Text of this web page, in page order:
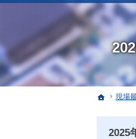
ホーム
現場
2025